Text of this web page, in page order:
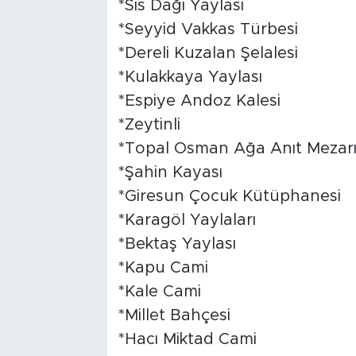
*Sis Dağı Yaylası
*Seyyid Vakkas Türbesi
*Dereli Kuzalan Şelalesi
*Kulakkaya Yaylası
*Espiye Andoz Kalesi
*Zeytinli
*Topal Osman Ağa Anıt Mezarı
*Şahin Kayası
*Giresun Çocuk Kütüphanesi
*Karagöl Yaylaları
*Bektaş Yaylası
*Kapu Cami
*Kale Cami
*Millet Bahçesi
*Hacı Miktad Cami